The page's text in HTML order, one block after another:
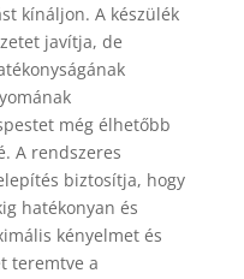
kínáljon. A készülék
javítja, de
még élhetőbb
A rendszeres
biztosítja, hogy
hatékonyan és
kényelmet és
teremtve a